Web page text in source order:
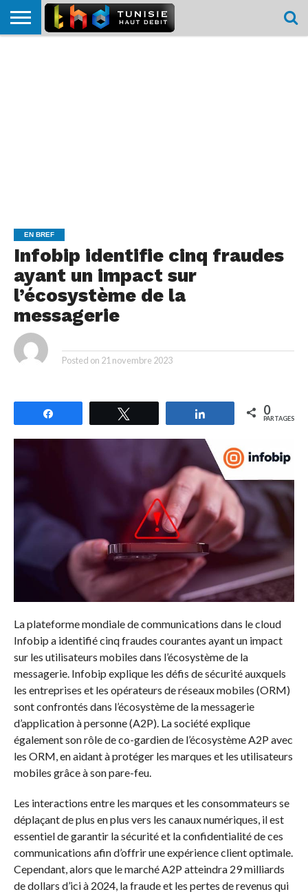
EN BREF
Infobip identifie cinq fraudes
ayant un impact sur
l’écosystème de la
messagerie
Posted on 21 novembre 2023
Partagez 0
PARTAGES
La plateforme mondiale de communications dans le cloud
Infobip a identifié cinq fraudes courantes ayant un impact
sur les utilisateurs mobiles dans l’écosystème de la
messagerie. Infobip explique les défis de sécurité auxquels
les entreprises et les opérateurs de réseaux mobiles (ORM)
sont confrontés dans l’écosystème de la messagerie
d’application à personne (A2P). La société explique
également son rôle de co-gardien de l’écosystème A2P avec
les ORM, en aidant à protéger les marques et les utilisateurs
mobiles grâce à son pare-feu.
Les interactions entre les marques et les consommateurs se
déplaçant de plus en plus vers les canaux numériques, il est
essentiel de garantir la sécurité et la confidentialité de ces
communications afin d’offrir une expérience client optimale.
Cependant, alors que le marché A2P atteindra 29 milliards
de dollars d’ici à 2024, la fraude et les pertes de revenus qui